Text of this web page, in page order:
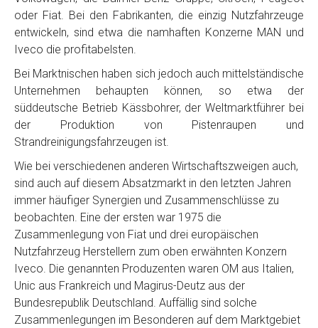
oder Fiat. Bei den Fabrikanten, die einzig Nutzfahrzeuge
entwickeln, sind etwa die namhaften Konzerne MAN und
Iveco die profitabelsten.
Bei Marktnischen haben sich jedoch auch mittelständische
Unternehmen behaupten können, so etwa der
süddeutsche Betrieb Kässbohrer, der Weltmarktführer bei
der Produktion von Pistenraupen und
Strandreinigungsfahrzeugen ist.
Wie bei verschiedenen anderen Wirtschaftszweigen auch,
sind auch auf diesem Absatzmarkt in den letzten Jahren
immer häufiger Synergien und Zusammenschlüsse zu
beobachten. Eine der ersten war 1975 die
Zusammenlegung von Fiat und drei europäischen
Nutzfahrzeug Herstellern zum oben erwähnten Konzern
Iveco. Die genannten Produzenten waren OM aus Italien,
Unic aus Frankreich und Magirus-Deutz aus der
Bundesrepublik Deutschland. Auffällig sind solche
Zusammenlegungen im Besonderen auf dem Marktgebiet